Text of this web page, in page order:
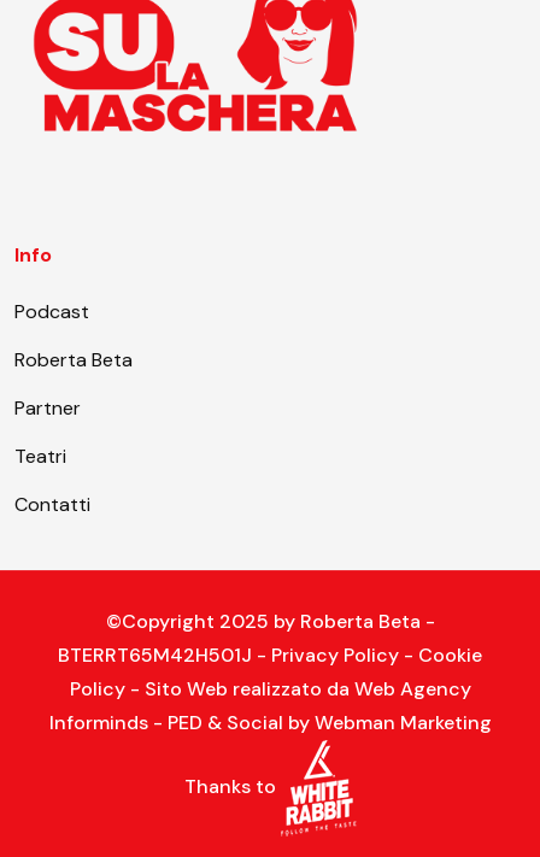
Info
Podcast
Roberta Beta
Partner
Teatri
Contatti
©Copyright 2025 by Roberta Beta -
BTERRT65M42H501J - Privacy Policy - Cookie
Policy- Sito Web realizzato da Web Agency
Informinds- PED & Social byWebman Marketing
Thanks to